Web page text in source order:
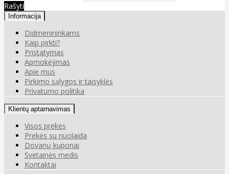
Rašyti
Informacija
Didmenininkams
Kaip pirkti?
Pristatymas
Apmokėjimas
Apie mus
Pirkimo sąlygos ir taisyklės
Privatumo politika
Klientų aptarnavimas
Visos prekės
Prekės su nuolaida
Dovanų kuponai
Svetainės medis
Kontaktai